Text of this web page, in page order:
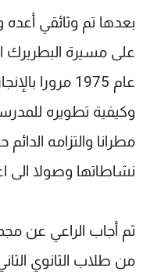
بعدها تم وثائقي
على مسيرة البطريرك
عام 1975
وكيفية تطويره
مطرانا والتزامه
نشاطاتها وصولا الى
ثم أجاب الراعي عن
من طلاب الثانوي